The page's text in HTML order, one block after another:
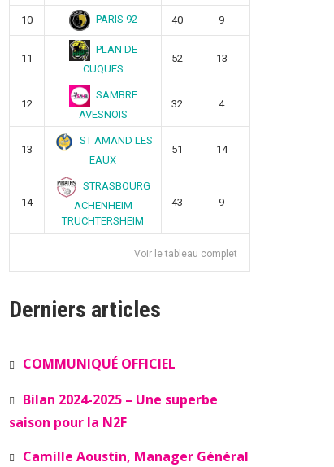
10 PARIS 92 40 9
11
PLAN DE
CUQUES
52 13
12
SAMBRE
AVESNOIS
32 4
13
ST AMAND LES
EAUX
51 14
14
STRASBOURG
ACHENHEIM
TRUCHTERSHEIM
43 9
Voir le tableau complet
Derniers articles
COMMUNIQUÉ OFFICIEL
Bilan 2024-2025 – Une superbe
saison pour la N2F
Camille Aoustin, Manager Général